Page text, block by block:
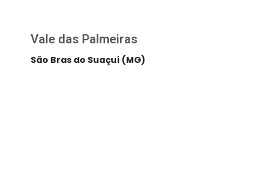
Vale das Palmeiras
São Bras do Suaçuí (MG)